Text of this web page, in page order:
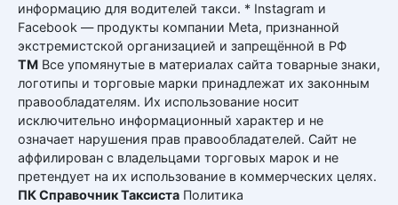
информацию для водителей такси. * Instagram и
Facebook — продукты компании Meta, признанной
экстремистской организацией и запрещённой в РФ
ТМ Все упомянутые в материалах сайта товарные знаки,
логотипы и торговые марки принадлежат их законным
правообладателям. Их использование носит
исключительно информационный характер и не
означает нарушения прав правообладателей. Сайт не
аффилирован с владельцами торговых марок и не
претендует на их использование в коммерческих целях.
ПК Справочник Таксиста Политика